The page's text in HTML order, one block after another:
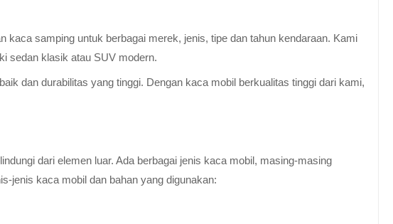
kaca samping untuk berbagai merek, jenis, tipe dan tahun kendaraan. Kami
sedan klasik atau SUV modern.
dan durabilitas yang tinggi. Dengan kaca mobil berkualitas tinggi dari kami,
dari elemen luar. Ada berbagai jenis kaca mobil, masing-masing
jenis kaca mobil dan bahan yang digunakan: